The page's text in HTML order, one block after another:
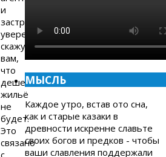
и
застройщики
уверенно
скажут
вам,
что
дешеветь
жильё
не
будет.
Это
связано
с
МЫСЛЬ
Каждое утро, встав ото сна,
как и старые казаки в
древности искренне славьте
своих богов и предков - чтобы
ваши славления поддержали